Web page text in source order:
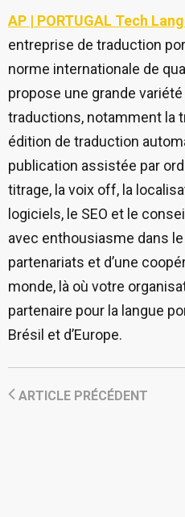
AP | PORTUGAL Tech
entreprise de traduction
norme internationale de
propose une grande
traductions, notamment la
édition de traduction
publication assistée par
titrage, la voix off, la
logiciels, le SEO et le
avec enthousiasme dans
partenariats et d’une
monde, là où votre
partenaire pour la langue
Brésil et d’Europe.
ARTICLE PRÉCÉDENT